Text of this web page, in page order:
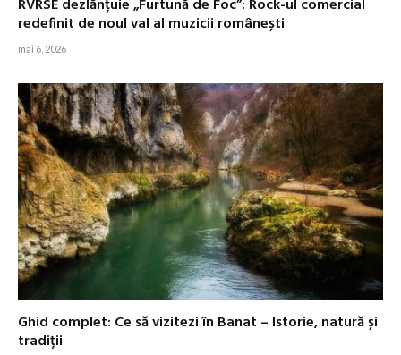
RVRSE dezlănțuie „Furtună de Foc”: Rock-ul comercial
redefinit de noul val al muzicii românești
mai 6, 2026
Ghid complet: Ce să vizitezi în Banat – Istorie, natură și
tradiții